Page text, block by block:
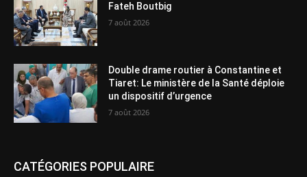
Fateh Boutbig
7 août 2026
Double drame routier à Constantine et
Tiaret: Le ministère de la Santé déploie
un dispositif d’urgence
7 août 2026
CATÉGORIES POPULAIRE